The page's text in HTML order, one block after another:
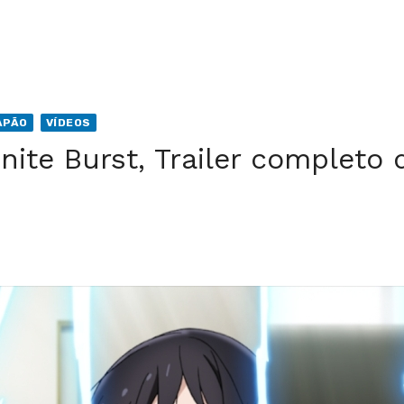
VÍDEOS
Burst, Trailer completo